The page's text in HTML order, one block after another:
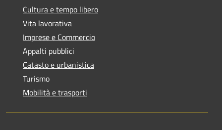
Cultura e tempo libero
Vita lavorativa
Imprese e Commercio
Appalti pubblici
Catasto e urbanistica
Turismo
Mobilità e trasporti